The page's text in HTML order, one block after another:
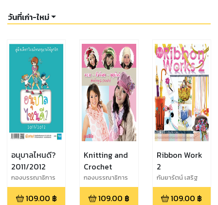
วันที่เก่า-ใหม่
อนุบาลไหนดี?
2011/2012
กองบรรณาธิการ
การศึกษาวันนี้
109.00 ฿
Knitting and
Crochet
กองบรรณาธิการ
งานฝีมือ
109.00 ฿
Ribbon Work
2
กันยารัตน์ เสริฐ
สอน
109.00 ฿